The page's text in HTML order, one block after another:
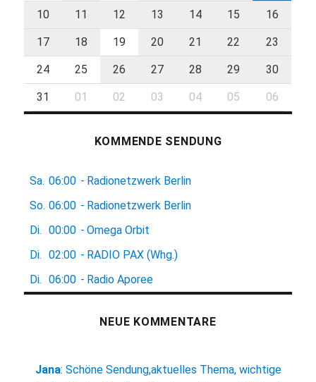
10 11 12 13 14 15 16
17 18 19 20 21 22 23
24 25 26 27 28 29 30
31 01 02 03 04 05 06
KOMMENDE SENDUNG
Sa. 06:00 - Radionetzwerk Berlin
So. 06:00 - Radionetzwerk Berlin
Di.
00:00 - Omega Orbit
Di.
02:00 - RADIO PAX (Whg.)
Di.
06:00 - Radio Aporee
NEUE KOMMENTARE
Jana:Schöne Sendung,aktuelles Thema, wichtige